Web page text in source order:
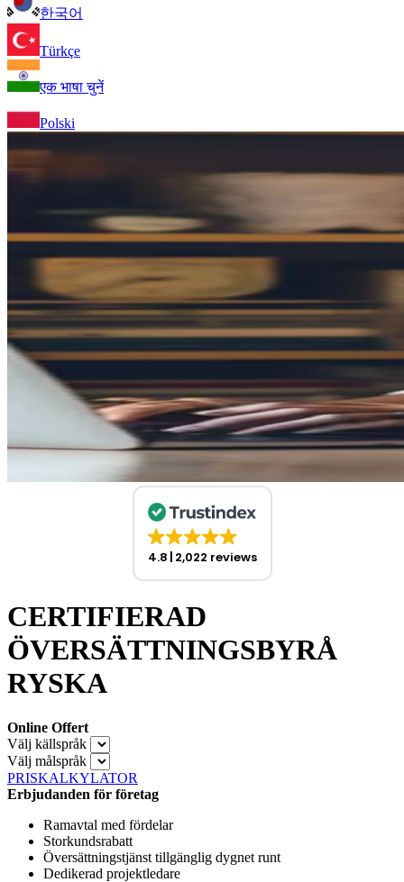
한국어
Türkçe
एक भाषा चुनें
Polski
4.8 2,022 reviews
CERTIFIERAD
ÖVERSÄTTNINGSBYRÅ
RYSKA
Online Offert
Välj källspråk
Välj målspråk
PRISKALKYLATOR
Erbjudanden för företag
Ramavtal med fördelar
Storkundsrabatt
Översättningstjänst tillgänglig dygnet runt
Dedikerad projektledare